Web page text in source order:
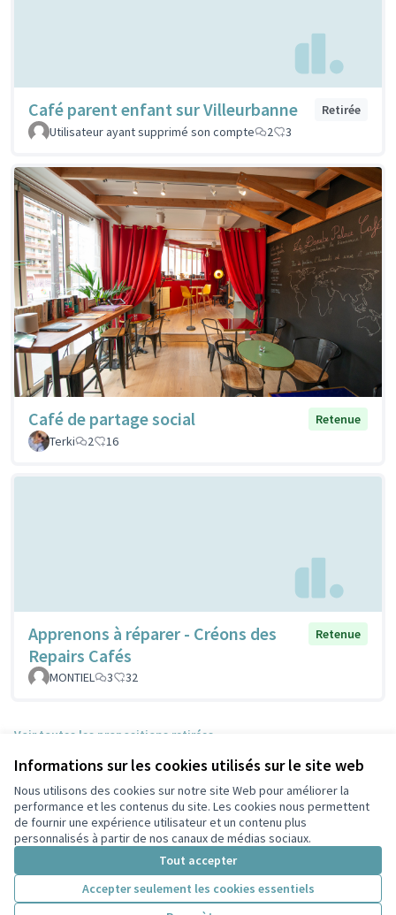
Informations sur les cookies utilisés sur le site web
Nous utilisons des cookies sur notre site Web pour améliorer la
performance et les contenus du site. Les cookies nous permettent
de fournir une expérience utilisateur et un contenu plus
personnalisés à partir de nos canaux de médias sociaux.
Tout accepter
Accepter seulement les cookies essentiels
Café parent enfant sur Villeurbanne
Retirée
Utilisateur ayant supprimé son compte
2 3
Café de partage social
Retenue
Terki
2 16
Apprenons à réparer - Créons des
Repairs Cafés
Retenue
MONTIEL 3 32
Voir toutes les propositions retirées
Conditions d'utilisation
Paramètres des cookies
Participez Villeurbanne sur X
(Lien externe)
Participez Villeurbanne sur Facebook
Participez Villeurbanne sur Instagram
Participez Villeurbanne sur YouTube
(Lien externe)
Licence
(Lien